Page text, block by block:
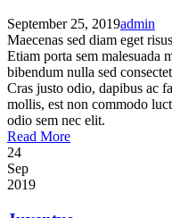
September 25, 2019admin
Maecenas sed diam eget
Etiam porta sem malesuada
bibendum nulla sed
Cras justo odio, dapibus ac
mollis, est non commodo
odio sem nec elit.
Read More
24
Sep
2019